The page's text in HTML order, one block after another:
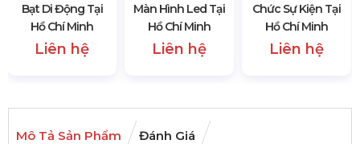
Bạt Di Động Tại
Hồ Chí Minh
Liên hệ
Màn Hình Led Tại
Hồ Chí Minh
Liên hệ
Chức Sự Kiện Tại
Hồ Chí Minh
Liên hệ
Mô Tả Sản Phẩm Đánh Giá